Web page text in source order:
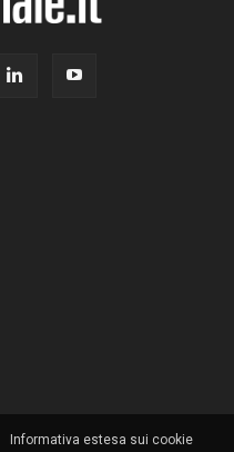
Informativa estesa sui cookie